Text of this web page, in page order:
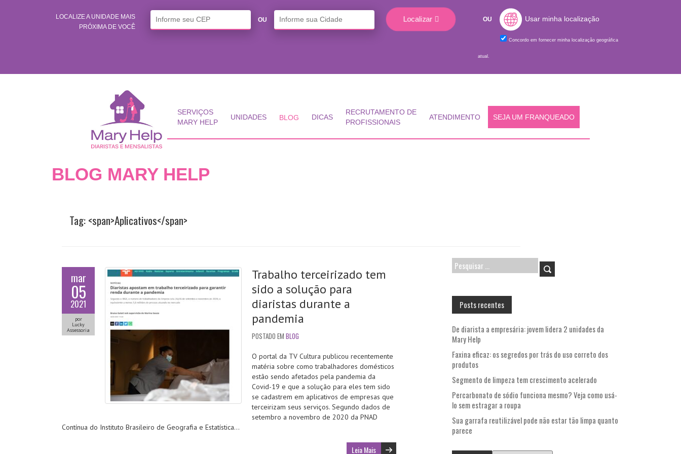
LOCALIZE A UNIDADE MAIS
PRÓXIMA DE VOCÊ
OU Localizar OU Usar minha localização
Concordo em fornecer minha localização geográfica
atual.
SERVIÇOS
MARY HELP
UNIDADES BLOG DICAS
RECRUTAMENTO DE
PROFISSIONAIS
ATENDIMENTO SEJA UM FRANQUEADO
BLOG MARY HELP
Tag: <span>Aplicativos</span>
mar
05
2021
por
Lucky
Assessoria
Trabalho terceirizado tem
sido a solução para
diaristas durante a
pandemia
POSTADO EM BLOG
O portal da TV Cultura publicou recentemente
matéria sobre como trabalhadores domésticos
estão sendo afetados pela pandemia da
Covid-19 e que a solução para eles tem sido
se cadastrem em aplicativos de empresas que
terceirizam seus serviços. Segundo dados de
setembro a novembro de 2020 da PNAD
Contínua do Instituto Brasileiro de Geografia e Estatística…
Leia Mais
Pesquisar
Posts recentes
De diarista a empresária: jovem lidera 2 unidades da
Mary Help
Faxina eficaz: os segredos por trás do uso correto dos
produtos
Segmento de limpeza tem crescimento acelerado
Percarbonato de sódio funciona mesmo? Veja como usá-
lo sem estragar a roupa
Sua garrafa reutilizável pode não estar tão limpa quanto
parece